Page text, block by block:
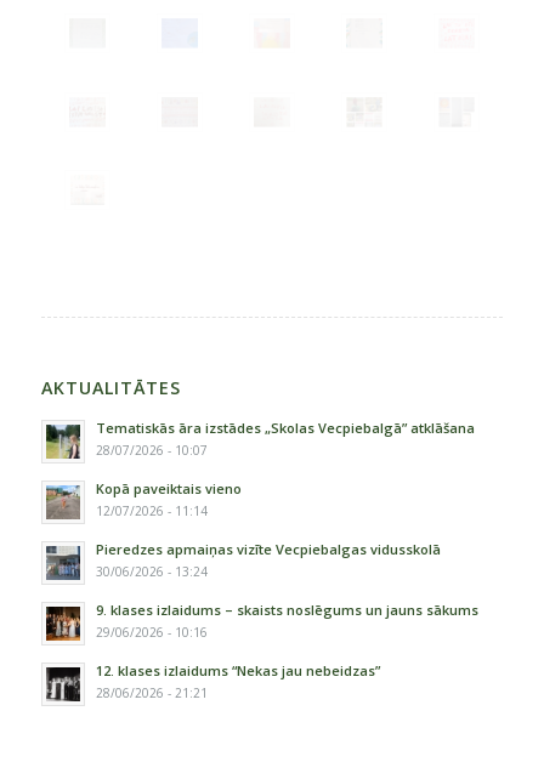
AKTUALITĀTES
Tematiskās āra izstādes „Skolas Vecpiebalgā” atklāšana
28/07/2026 - 10:07
Kopā paveiktais vieno
12/07/2026 - 11:14
Pieredzes apmaiņas vizīte Vecpiebalgas vidusskolā
30/06/2026 - 13:24
9. klases izlaidums – skaists noslēgums un jauns sākums
29/06/2026 - 10:16
12. klases izlaidums “Nekas jau nebeidzas”
28/06/2026 - 21:21